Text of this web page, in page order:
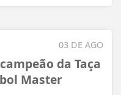
03 DE AGO
da Taça
Master